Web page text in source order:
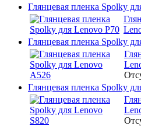
Глянцевая пленка Spolky
Глянцевая пленка Spolky
Глянцевая пленка Spolky